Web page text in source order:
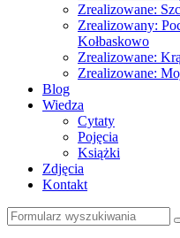
Zrealizowane:
Zrealizowany:
Kołbaskowo
Zrealizowane:
Zrealizowane:
Blog
Wiedza
Cytaty
Pojęcia
Książki
Zdjęcia
Kontakt